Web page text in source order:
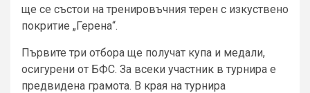
ще се състои на тренировъчния терен с изкуствено
покритие „Герена“.
Първите три отбора ще получат купа и медали,
осигурени от БФС. За всеки участник в турнира е
предвидена грамота. В края на турнира